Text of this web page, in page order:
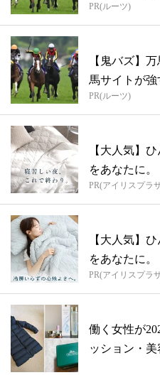
PR(ルーツ)
【鬼バズ】
馬サイトが強
PR(ルーツ)
【大人気】
をあなたに。
PR(アイリスプラ
【大人気】
をあなたに。
PR(アイリスプラ
働く女性が
ッション・美